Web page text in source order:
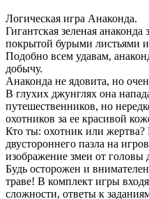
Логическая игра Анаконда.
Гигантская зеленая анаконда
покрытой бурыми листьями
Подобно всем удавам,
добычу.
Анаконда не ядовита, но
В глухих джунглях она
путешественников, но
охотников за ее красивой
Кто ты: охотник или жертва?
двустороннего пазла на
изображение змеи от головы
Будь осторожен и
траве! В комплект игры
сложности, ответы к